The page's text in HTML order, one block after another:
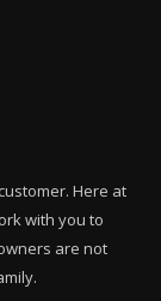
Here at
with you to
are not